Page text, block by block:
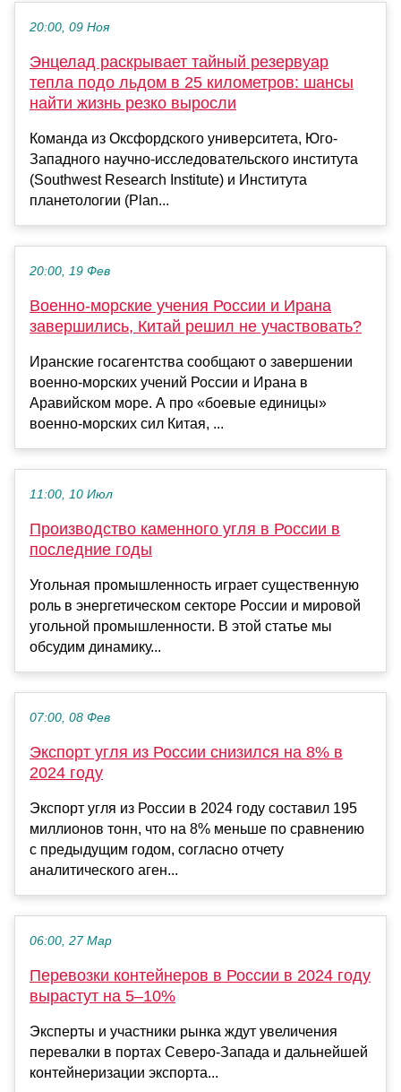
20:00, 09 Ноя
Энцелад раскрывает тайный резервуар
тепла подо льдом в 25 километров: шансы
найти жизнь резко выросли
Команда из Оксфордского университета, Юго-
Западного научно-исследовательского института
(Southwest Research Institute) и Института
планетологии (Plan...
20:00, 19 Фев
Военно-морские учения России и Ирана
завершились, Китай решил не участвовать?
Иранские госагентства сообщают о завершении
военно-морских учений России и Ирана в
Аравийском море. А про «боевые единицы»
военно-морских сил Китая, ...
11:00, 10 Июл
Производство каменного угля в России в
последние годы
Угольная промышленность играет существенную
роль в энергетическом секторе России и мировой
угольной промышленности. В этой статье мы
обсудим динамику...
07:00, 08 Фев
Экспорт угля из России снизился на 8% в
2024 году
Экспорт угля из России в 2024 году составил 195
миллионов тонн, что на 8% меньше по сравнению
с предыдущим годом, согласно отчету
аналитического аген...
06:00, 27 Мар
Перевозки контейнеров в России в 2024 году
вырастут на 5–10%
Эксперты и участники рынка ждут увеличения
перевалки в портах Северо-Запада и дальнейшей
контейнеризации экспорта...